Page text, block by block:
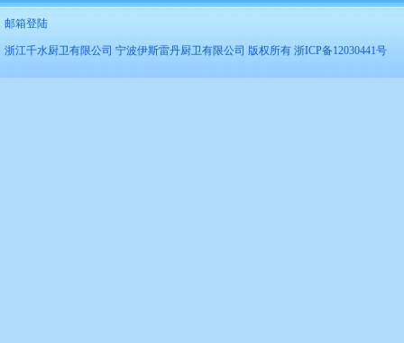
邮箱登陆
浙江千水厨卫有限公司 宁波伊斯雷丹厨卫有限公司 版权所有 浙ICP备12030441号